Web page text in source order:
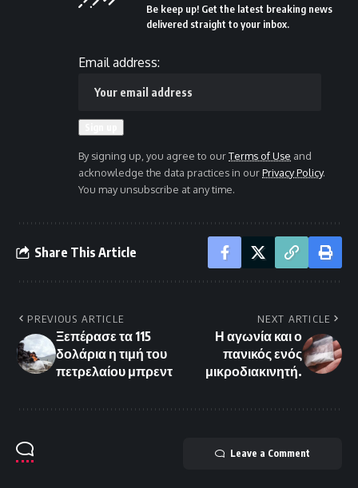
Be keep up! Get the latest breaking news
delivered straight to your inbox.
Email address:
By signing up, you agree to ourTerms of Use and
acknowledge the data practices in ourPrivacy Policy.
You may unsubscribe at any time.
Share This Article
PREVIOUS ARTICLE
Ξεπέρασε τα 115
δολάρια η τιμή του
πετρελαίου μπρεντ
NEXT ARTICLE
Η αγωνία και ο
πανικός ενός
μικροδιακινητή.
Leave a Comment